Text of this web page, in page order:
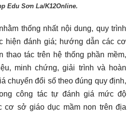
Edu Sơn La/K12Online.
thống nhất nội dung, quy trình
hiện đánh giá; hướng dẫn các cơ
thao tác trên hệ thống phần mềm,
minh chứng, giải trình và hoàn
chuyển đổi số theo đúng quy định,
công tác tự đánh giá mức độ
cơ sở giáo dục mầm non trên địa